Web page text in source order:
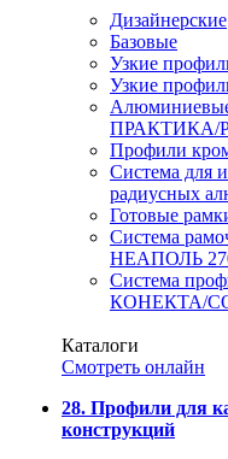
Дизайнерские
Базовые
Узкие
Узкие
ПРАКТИКА/
Профили
Система для
радиусных
Готовые
Система
НЕАПОЛЬ
Система
КОНЕКТА/
Каталоги
Смотреть онлайн
28. Профили для
конструкций